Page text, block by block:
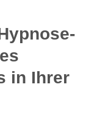
in Ihrer